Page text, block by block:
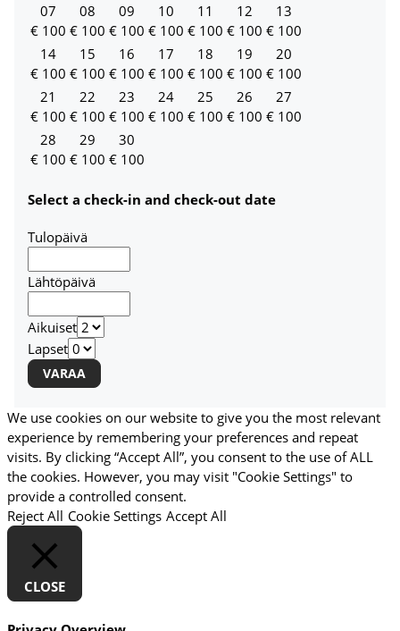
07
€ 100
08
€ 100
09
€ 100
10
€ 100
11
€ 100
12
€ 100
13
€ 100
14
€ 100
15
€ 100
16
€ 100
17
€ 100
18
€ 100
19
€ 100
20
€ 100
21
€ 100
22
€ 100
23
€ 100
24
€ 100
25
€ 100
26
€ 100
27
€ 100
28
€ 100
29
€ 100
30
€ 100
Select a check-in and check-out date
Tulopäivä
Lähtöpäivä
Aikuiset
Lapset
We use cookies on our website to give you the most relevant
experience by remembering your preferences and repeat
visits. By clicking “Accept All”, you consent to the use of ALL
the cookies. However, you may visit "Cookie Settings" to
provide a controlled consent.
Reject All Cookie Settings Accept All
CLOSE